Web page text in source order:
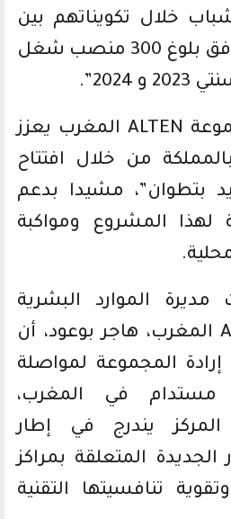
خلال تكويناتهم بين
شهر و3 أشهر، في أفق بلوغ 300 منصب شغل
وتابع بأن “فرع مجموعة ALTEN المغرب يعزز
من خلال افتتاح
بتطوان”، مشيدا بدعم
لهذا المشروع ومواكبة
الموارد البشرية
والتواصل ب ALTEN المغرب، هاجر بوعود، أن
المجموعة لمواصلة
مستدام في المغرب،
يندرج في إطار
الجديدة المتعلقة بمراكز
تنافسيتها التقنية